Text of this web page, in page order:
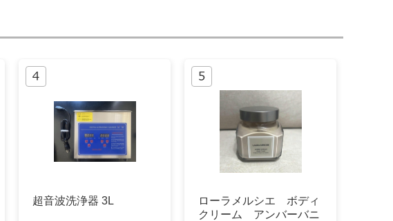
超音波洗浄器 3L
ローラメルシエ ボディ
クリーム アンバーバニ